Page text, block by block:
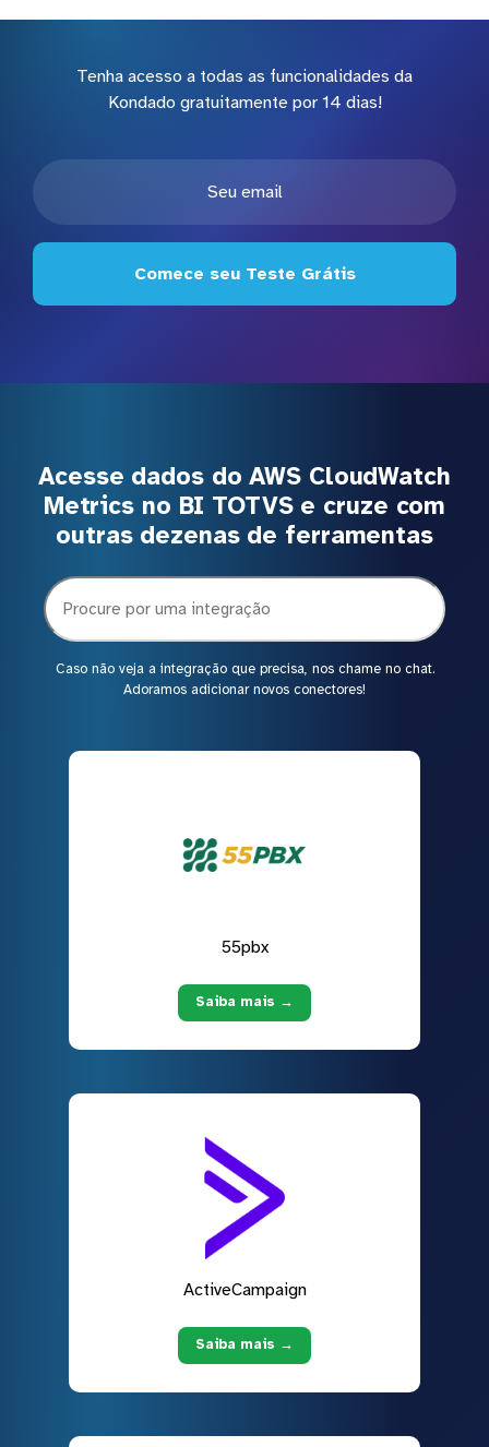
Tenha acesso a todas as funcionalidades da
Kondado gratuitamente por 14 dias!
Comece seu Teste Grátis
Acesse dados do AWS CloudWatch
Metrics no BI TOTVS e cruze com
outras dezenas de ferramentas
Caso não veja a integração que precisa, nos chame no chat.
Adoramos adicionar novos conectores!
55pbx
Saiba mais →
ActiveCampaign
Saiba mais →